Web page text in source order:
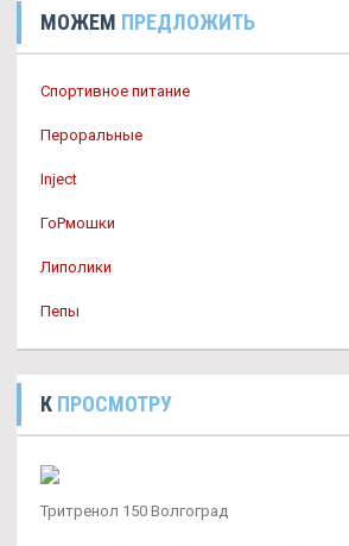
МОЖЕМ ПРЕДЛОЖИТЬ
Спортивное питание
Пероральные
Inject
ГоРмошки
Липолики
Пепы
К ПРОСМОТРУ
Тритренол 150 Волгоград